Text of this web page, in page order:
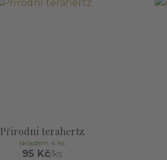
Přírodní terahertz
95 Kč/ks
skladem 4 ks